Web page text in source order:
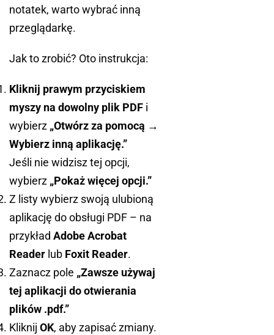
notatek, warto wybrać inną
przeglądarkę.
Jak to zrobić? Oto instrukcja:
Kliknij prawym przyciskiem
myszy na dowolny plik PDF i
wybierz „Otwórz za pomocą →
Wybierz inną aplikację.”
Jeśli nie widzisz tej opcji,
wybierz „Pokaż więcej opcji.”
Z listy wybierz swoją ulubioną
aplikację do obsługi PDF – na
przykład Adobe Acrobat
Reader lub Foxit Reader.
Zaznacz pole „Zawsze używaj
tej aplikacji do otwierania
plików .pdf.”
Kliknij OK, aby zapisać zmiany.